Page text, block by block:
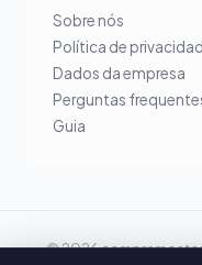
Sobre nós
Política de
Dados da empresa
Perguntas
Guia
© 2026